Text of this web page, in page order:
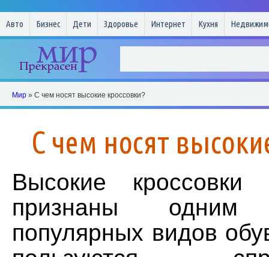
Авто Бизнес Дети Здоровье Интернет Кухня
Мир » С чем носят высокие кроссовки?
С чем носят
Высокие
признаны
популярных видов